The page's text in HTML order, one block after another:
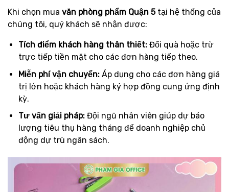
Khi chọn mua văn phòng phẩm Quận 5tại hệ thống của
chúng tôi, quý khách sẽ nhận được:
Tích điểm khách hàng thân thiết:Đổi quà hoặc trừ
trực tiếp tiền mặt cho các đơn hàng tiếp theo.
Miễn phí vận chuyển:Áp dụng cho các đơn hàng giá
trị lớn hoặc khách hàng ký hợp đồng cung ứng định
kỳ.
Tư vấn giải pháp:Đội ngũ nhân viên giúp dự báo
lượng tiêu thụ hàng tháng để doanh nghiệp chủ
động dự trù ngân sách.